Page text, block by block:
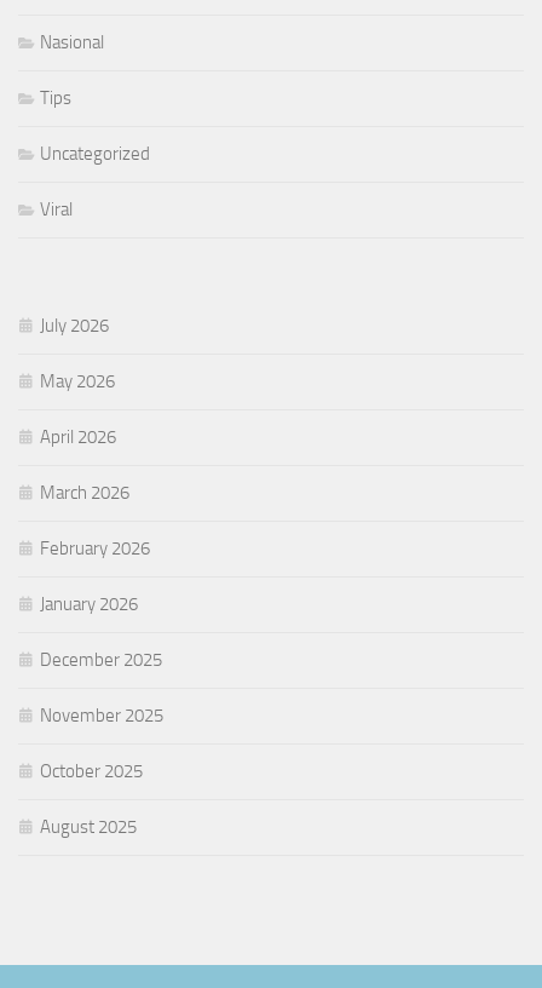
Nasional
Tips
Uncategorized
Viral
July 2026
May 2026
April 2026
March 2026
February 2026
January 2026
December 2025
November 2025
October 2025
August 2025